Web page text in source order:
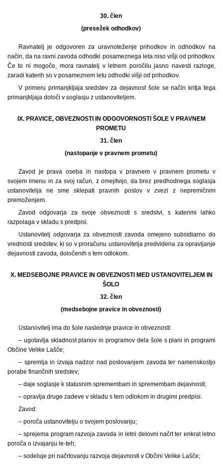
30. člen
(presežek odhodkov)
Ravnatelj je odgovoren za uravnoteženje prihodkov in odhodkov na
način, da na ravni zavoda odhodki posameznega leta niso višji od prihodkov.
Če to ni mogoče, mora ravnatelj v letnem poročilu jasno navesti razloge,
zaradi katerih so v posameznem letu odhodki višji od prihodkov.
V primeru primanjkljaja sredstev za dejavnost šole se način kritja tega
primanjkljaja določi v soglasju z ustanoviteljem.
IX. PRAVICE, OBVEZNOSTI IN ODGOVORNOSTI ŠOLE V PRAVNEM
PROMETU
31. člen
(nastopanje v pravnem prometu)
Zavod je prava oseba in nastopa v pravnem v pravnem prometu v
svojem imenu in za svoj račun, z omejitvijo, da brez predhodnega soglasja
ustanovitelja ne sme sklepati pravnih poslov v zvezi z nepremičnim
premoženjem.
Zavod odgovarja za svoje obveznosti s sredstvi, s katerimi lahko
razpolaga v skladu s predpisi.
Ustanovitelj odgovarja za obveznosti zavoda omejeno subsidiarno do
vrednosti sredstev, ki so v proračunu ustanovitelja predvidena za opravljanje
dejavnosti zavoda, določenih s tem odlokom.
X. MEDSEBOJNE PRAVICE IN OBVEZNOSTI MED USTANOVITELJEM IN
ŠOLO
32. člen
(medsebojne pravice in obveznosti)
Ustanovitelj ima do šole naslednje pravice in obveznosti:
– ugotavlja skladnost planov in programov dela šole s plani in programi
Občine Velike Lašče;
– spremlja in izvaja nadzor nad poslovanjem zavoda ter namenskostjo
porabe finančnih sredstev;
– daje soglasje k statusnim spremembam in spremembam dejavnosti;
– opravlja druge zadeve v skladu s tem odlokom in drugimi predpisi.
Zavod:
– poroča ustanovitelju o svojem poslovanju;
– sprejema program razvoja zavoda in letni delovni načrt ter enkrat letno
poroča o izvajanju le-teh;
– sodeluje pri načrtovanju razvoja dejavnosti v Občini Velike Lašče;